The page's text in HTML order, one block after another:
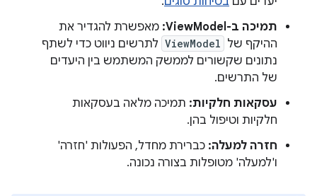
תמיכה ב-ViewModel:
מאפשרת להגדיר את
ההיקף של ViewModel לתרשים ניווט כדי לשתף
נתונים שקשורים לממשק המשתמש בין היעדים
של התרשים.
עסקאות חלקיות: תמיכה מלאה בעסקאות
חלקיות וטיפול בהן.
חזרה למעלה: כברירת מחדל, הפעולות 'חזרה'
ו'למעלה' מטופלות בצורה נכונה.